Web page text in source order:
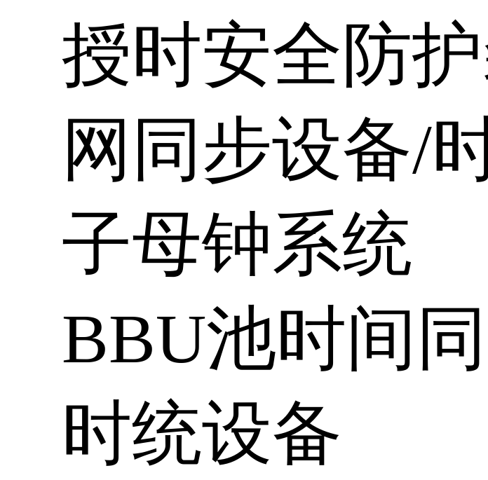
授时安全防
网同步设备/
子母钟系统
BBU池时间
时统设备